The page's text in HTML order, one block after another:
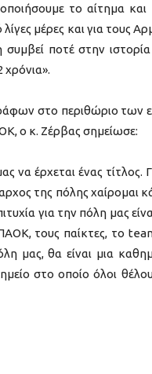
το αίτημα και
μέρες και για τους
ποτέ στην
στο περιθώριο των
ο κ. Ζέρβας σημείωσε:
να έρχεται ένας
της πόλης χαίρομαι
για την πόλη μας
τους παίκτες, το
μας, θα είναι μια
στο οποίο όλοι